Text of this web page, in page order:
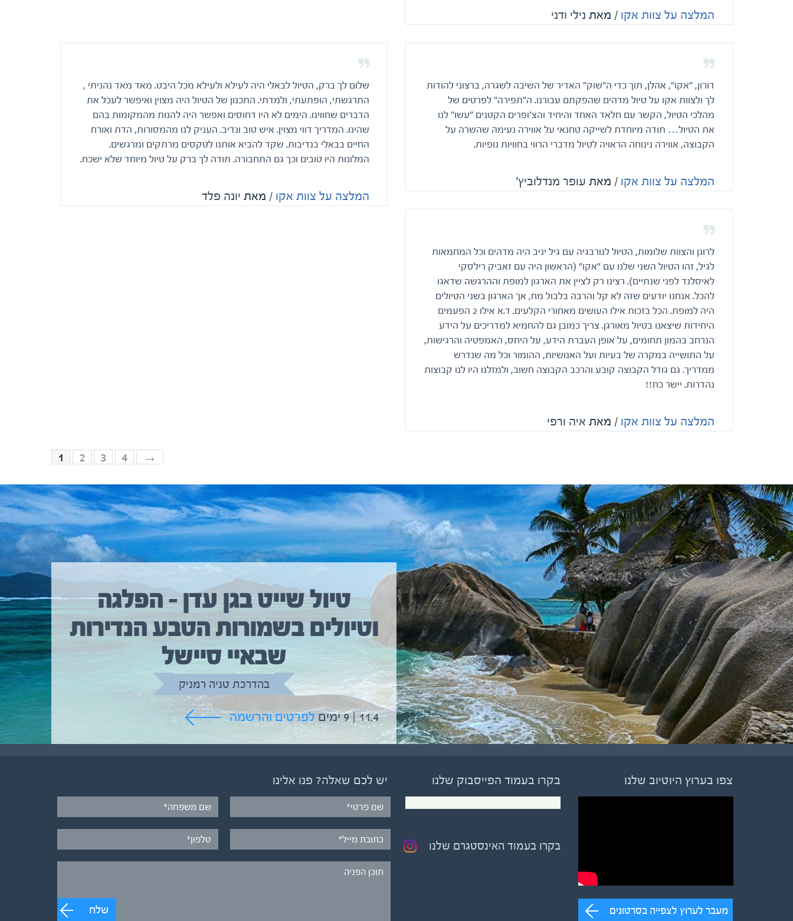
המלצה על צוות אקו / מאת נילי ודני
המלצה על צוות אקו / מאת יונה פלד
שלום לך ברק, הטיול לבאלי היה לעילא ולעילא מכל היבט. מאד מאד נהניתי ,
התרגשתי, הופתעתי, ולמדתי. התכנון של הטיול היה מצוין ואיפשר לעכל את
הדברים שחווינו. הימים לא היו דחוסים ואפשר היה להנות מהמקומות בהם
שהינו. המדריך דווי מצוין. איש טוב ונדיב. העניק לנו מהמסורות, הדת ואורח
החיים בבאלי בנדיבות. שקד להביא אותנו לטקסים מרתקים ומרגשים.
המלונות היו טובים וכך גם התחבורה. תודה לך ברק על טיול מיוחד שלא ישכח.
המלצה על צוות אקו / מאת עופר מנדלוביץ'
דורון, "אקו", אהלן, תוך כדי ה"שוק" האדיר של השיבה לשגרה, ברצוני להודות
לך ולצוות אקו על טיול מדהים שהפקתם עבורנו. ה"תפירה" לפרטים של
מהלכי הטיול, הקשר עם חלאד האחד והיחיד והצ'ופרים הקטנים "עשו" לנו
את הטיול… תודה מיוחדת לשייקה טחנאי על אווירה נעימה שהשרה על
הקבוצה, אווירה נינוחה הראויה לטיול מדברי הרווי בחוויות נופיות.
המלצה על צוות אקו / מאת איה ורפי
לרונן והצוות שלומות, הטיול לנורבגיה עם גיל יניב היה מדהים וכל המחמאות
לגיל, זהו הטיול השני שלנו עם "אקו" (הראשון היה עם זאביק רילסקי
לאיסלנד לפני שנתיים). רצינו רק לציין את הארגון למופת וההרגשה שדאגו
להכל. אנחנו יודעים שזה לא קל והרבה בלבול מח, אך הארגון בשני הטיולים
היה למופת. הכל בזכות אילו העושים מאחורי הקלעים. ד.א אילו 2 הפעמים
היחידות שיצאנו בטיול מאורגן. צריך כמובן גם להחמיא למדריכים על הידע
הנרחב בהמון תחומים, על אופן העברת הידע, על היחס, האמפטיה והרגישות,
על התושייה במקרה של בעיות ועל האנושיות, ההומור וכל מה שנדרש
ממדריך. גם גודל הקבוצה קובע והרכב הקבוצה חשוב, ולמזלנו היו לנו קבוצות
נהדרות. יישר כח!!
1 2 3 4 →
טיול שייט בגן עדן – הפלגה
וטיולים בשמורות הטבע הנדירות
שבאיי סיישל
בהדרכת טניה רמניק
11.4 | 9 ימים לפרטים והרשמה
טיול שייט מקיף איסלנד
בהדרכת גיל יניב
5.6 | 12 ימים לפרטים והרשמה
צפו בערוץ היוטיוב שלנו
מעבר לערוץ לצפייה בסרטונים
בקרו בעמוד הפייסבוק שלנו
בקרו בעמוד האינסטגרם שלנו
יש לכם שאלה? פנו אלינו
שלח